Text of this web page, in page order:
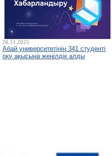
26.11.2025
Абай университетінің 341 студенті
оқу ақысына жеңілдік алды